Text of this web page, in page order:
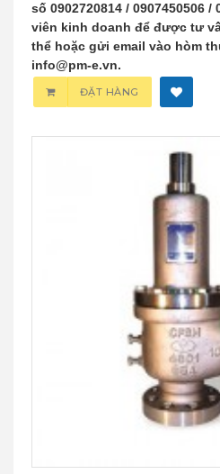
số 0902720814 / 0907450506 /
viên kinh doanh để được tư
thể hoặc gửi email vào hòm
info@pm-e.vn.
ĐẶT HÀNG